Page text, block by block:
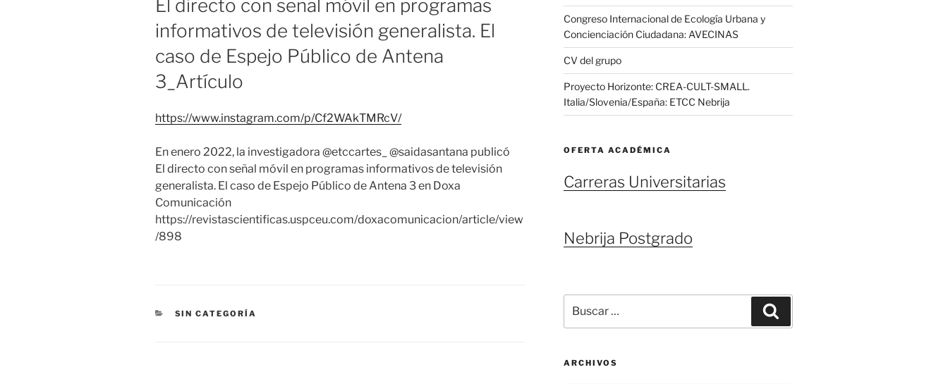
El directo con señal móvil en programas
informativos de televisión generalista. El
caso de Espejo Público de Antena
3_Artículo
https://www.instagram.com/p/Cf2WAkTMRcV/
En enero 2022, la investigadora @etccartes_ @saidasantana publicó
El directo con señal móvil en programas informativos de televisión
generalista. El caso de Espejo Público de Antena 3 en Doxa
Comunicación
https://revistascientificas.uspceu.com/doxacomunicacion/article/view
/898
CATEGORÍAS
SIN CATEGORÍA
Congreso Internacional de Ecología Urbana y
Concienciación Ciudadana: AVECINAS
CV del grupo
Proyecto Horizonte: CREA-CULT-SMALL.
Italia/Slovenia/España: ETCC Nebrija
OFERTA ACADÉMICA
Carreras Universitarias
Nebrija Postgrado
por:
ARCHIVOS